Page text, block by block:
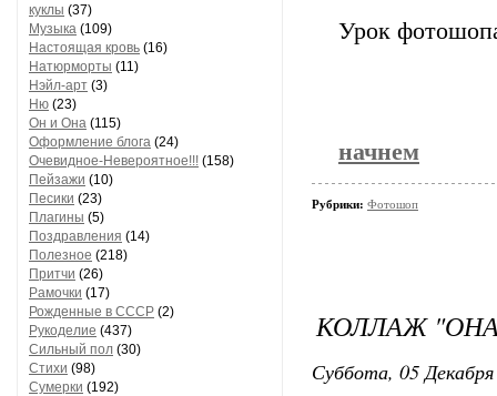
куклы (37)
Музыка (109)
Настоящая кровь (16)
Натюрморты (11)
Нэйл-арт (3)
Ню (23)
Он и Она (115)
Оформление блога (24)
Очевидное-Невероятное!!! (158)
Пейзажи (10)
Песики (23)
Плагины (5)
Поздравления (14)
Полезное (218)
Притчи (26)
Рамочки (17)
Рожденные в СССР (2)
Рукоделие (437)
Сильный пол (30)
Стихи (98)
Сумерки (192)
Урок
начнем
Рубрики: Фотошоп
КОЛЛАЖ
Суббота, 05